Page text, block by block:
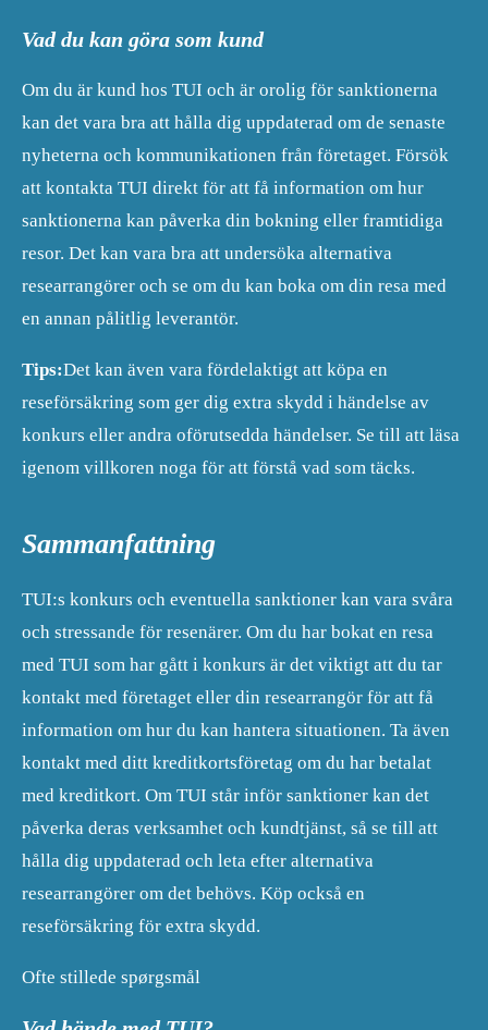
Vad du kan göra som kund
Om du är kund hos TUI och är orolig för sanktionerna
kan det vara bra att hålla dig uppdaterad om de senaste
nyheterna och kommunikationen från företaget. Försök
att kontakta TUI direkt för att få information om hur
sanktionerna kan påverka din bokning eller framtidiga
resor. Det kan vara bra att undersöka alternativa
researrangörer och se om du kan boka om din resa med
en annan pålitlig leverantör.
Tips:Det kan även vara fördelaktigt att köpa en
reseförsäkring som ger dig extra skydd i händelse av
konkurs eller andra oförutsedda händelser. Se till att läsa
igenom villkoren noga för att förstå vad som täcks.
Sammanfattning
TUI:s konkurs och eventuella sanktioner kan vara svåra
och stressande för resenärer. Om du har bokat en resa
med TUI som har gått i konkurs är det viktigt att du tar
kontakt med företaget eller din researrangör för att få
information om hur du kan hantera situationen. Ta även
kontakt med ditt kreditkortsföretag om du har betalat
med kreditkort. Om TUI står inför sanktioner kan det
påverka deras verksamhet och kundtjänst, så se till att
hålla dig uppdaterad och leta efter alternativa
researrangörer om det behövs. Köp också en
reseförsäkring för extra skydd.
Ofte stillede spørgsmål